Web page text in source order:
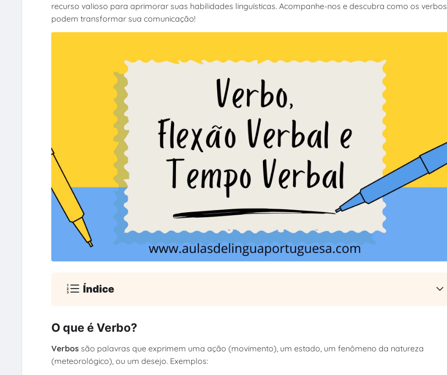
recurso valioso para aprimorar suas habilidades linguísticas. Acompanhe-nos e descubra como os verbos
podem transformar sua comunicação!
Índice
O que é Verbo?
Verbossão palavras que exprimem uma ação (movimento), um estado, um fenômeno da natureza
(meteorológico), ou um desejo. Exemplos: